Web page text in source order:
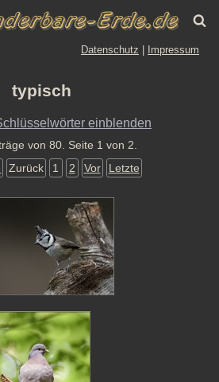
Datenschutz Impressum
typisch
einblenden
von 80. Seite 1 von 2.
Zurück 1 2 Vor Letzte